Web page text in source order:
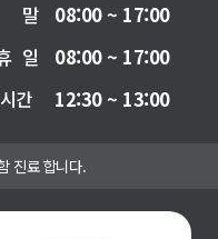
말
08:00 ~ 17:00
일
08:00 ~ 17:00
간
12:30 ~ 13:00
진료 합니다.